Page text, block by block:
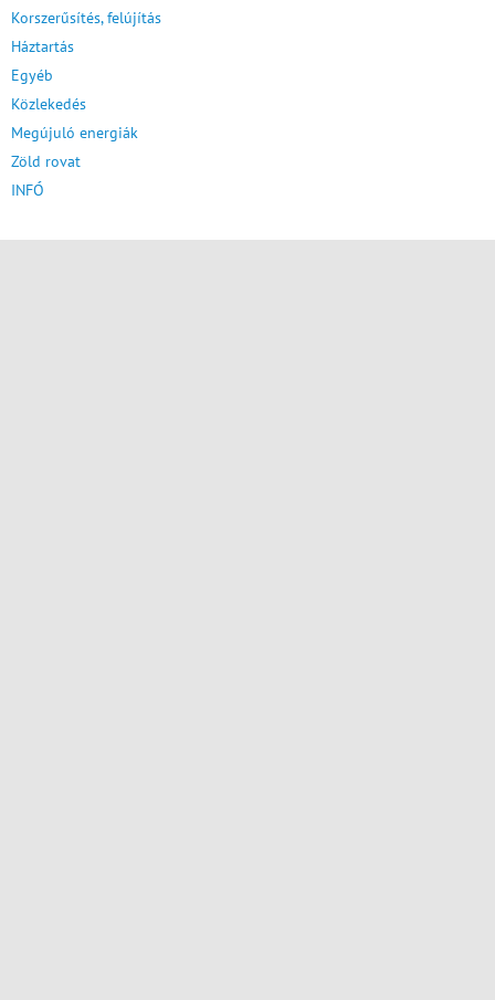
Korszerűsítés, felújítás
Háztartás
Egyéb
Közlekedés
Megújuló energiák
Zöld rovat
INFÓ